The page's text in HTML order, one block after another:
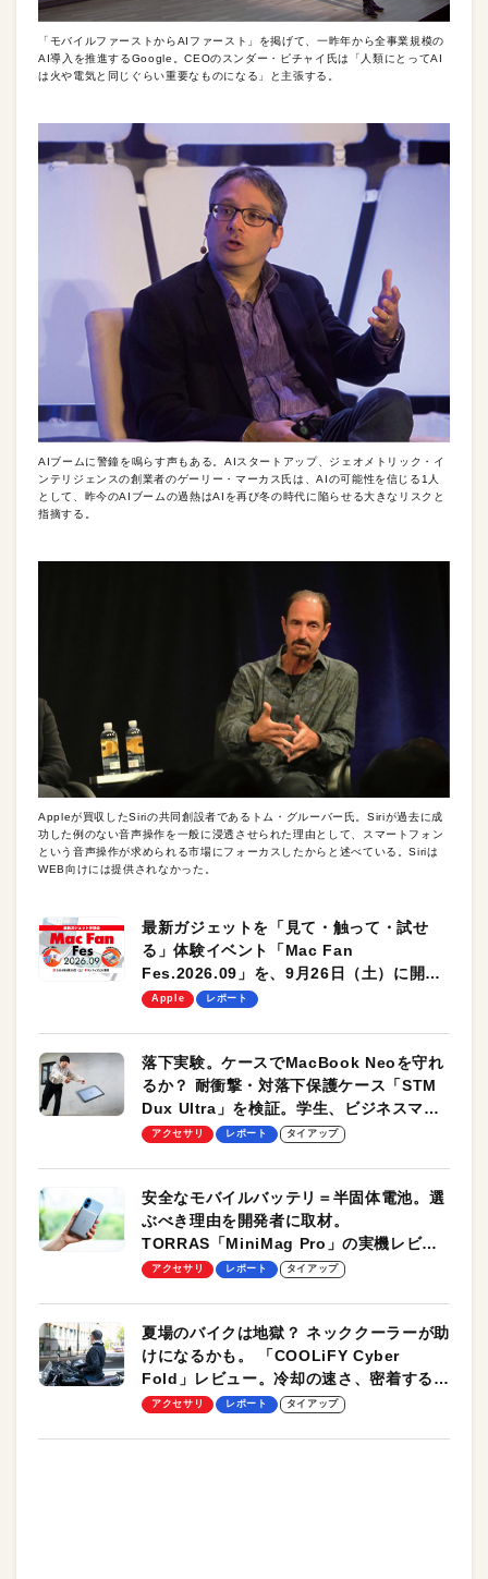
「モバイルファーストからAIファースト」を掲げて、一昨年から全事業規模の
AI導入を推進するGoogle。CEOのスンダー・ピチャイ氏は「人類にとってAI
は火や電気と同じぐらい重要なものになる」と主張する。
AIブームに警鐘を鳴らす声もある。AIスタートアップ、ジェオメトリック・イ
ンテリジェンスの創業者のゲーリー・マーカス氏は、AIの可能性を信じる1人
として、昨今のAIブームの過熱はAIを再び冬の時代に陥らせる大きなリスクと
指摘する。
Appleが買収したSiriの共同創設者であるトム・グルーバー氏。Siriが過去に成
功した例のない音声操作を一般に浸透させられた理由として、スマートフォン
という音声操作が求められる市場にフォーカスしたからと述べている。Siriは
WEB向けには提供されなかった。
最新ガジェットを「見て・触って・試せ
る」体験イベント「Mac Fan
Fes.2026.09」を、9月26日（土）に開催
します！
Apple レポート
落下実験。ケースでMacBook Neoを守れ
るか？ 耐衝撃・対落下保護ケース「STM
Dux Ultra」を検証。学生、ビジネスマン
のモバイルユースに最適！
アクセサリ レポート タイアップ
安全なモバイルバッテリ＝半固体電池。選
ぶべき理由を開発者に取材。
TORRAS「MiniMag Pro」の実機レビュ
ーも
アクセサリ レポート タイアップ
夏場のバイクは地獄？ ネッククーラーが助
けになるかも。 「COOLiFY Cyber
Fold」レビュー。冷却の速さ、密着する冷
却プレート、シンプルな操作性がグッド！
アクセサリ レポート タイアップ